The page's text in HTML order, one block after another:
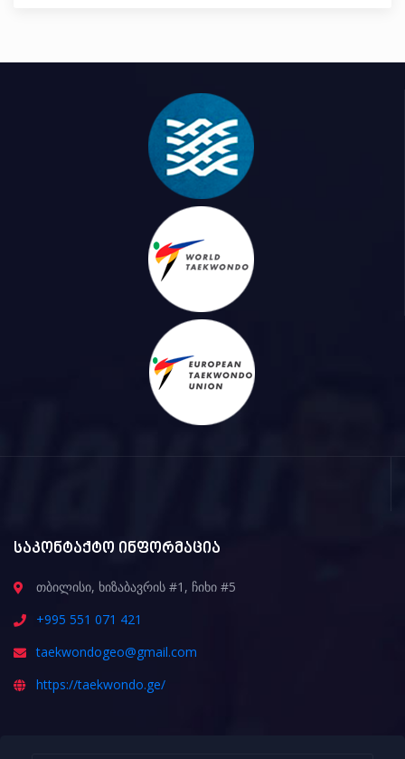
საკონტაქტო ინფორმაცია
თბილისი, ხიზაბავრის #1, ჩიხი #5
+995 551 071 421
taekwondogeo@gmail.com
https://taekwondo.ge/